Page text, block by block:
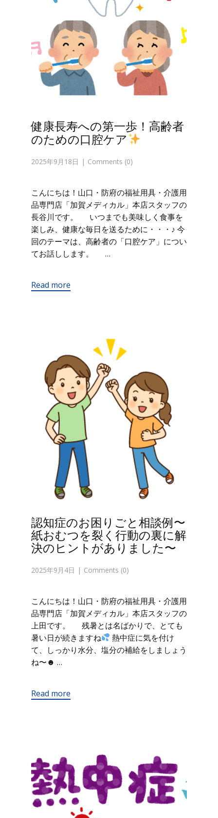
健康長寿への第一歩！高齢者
のための口腔ケア
2025年9月18日 Comments (0)
こんにちは！山口・防府の福祉用具・介護用
品専門店「加賀メディカル」本店スタッフの
長谷川です。 いつまでも美味しく食事を
楽しみ、健康な毎日を送るために・・・♪ 今
回のテーマは、高齢者の「口腔ケア」につい
てお話しします。 …
Read more
認知症のお困りごと相談例〜
紙おむつを裂く行動の裏に解
決のヒントがありました〜
2025年9月4日 Comments (0)
こんにちは！山口・防府の福祉用具・介護用
品専門店「加賀メディカル」本店スタッフの
上田です。 残暑とは名ばかりで、とても
暑い日が続きますね
熱中症に気を付け
て、しっかり水分、塩分の補給をしましょう
ね〜☻ …
Read more